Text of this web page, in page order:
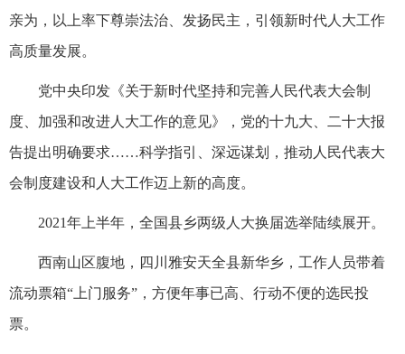
亲为，以上率下尊崇法治、发扬民主，引领新时代人大工作
高质量发展。
党中央印发《关于新时代坚持和完善人民代表大会制
度、加强和改进人大工作的意见》，党的十九大、二十大报
告提出明确要求……科学指引、深远谋划，推动人民代表大
会制度建设和人大工作迈上新的高度。
2021年上半年，全国县乡两级人大换届选举陆续展开。
西南山区腹地，四川雅安天全县新华乡，工作人员带着
流动票箱“上门服务”，方便年事已高、行动不便的选民投
票。